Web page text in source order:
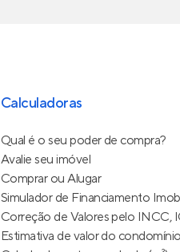
Calculadoras
Qual é o seu poder de compra?
Avalie seu imóvel
Comprar ou Alugar
Simulador de Financiamento
Correção de Valores pelo INCC,
Estimativa de valor do condomínio